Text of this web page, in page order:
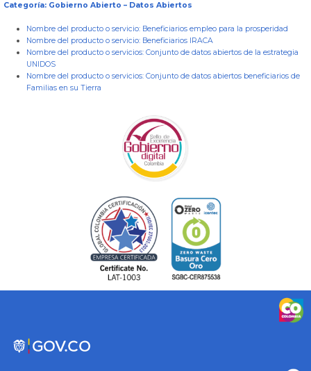
Categoría: Gobierno Abierto – Datos Abiertos
Nombre del producto o servicio: Beneficiarios empleo para la prosperidad
Nombre del producto o servicio: Beneficiarios IRACA
Nombre del producto o servicios: Conjunto de datos abiertos de la estrategia
UNIDOS
Nombre del producto o servicios: Conjunto de datos abiertos beneficiarios de
Familias en su Tierra